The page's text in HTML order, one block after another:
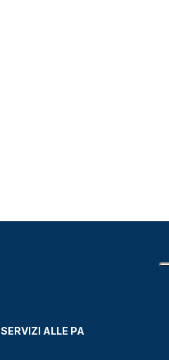
SERVIZI ALLE PA